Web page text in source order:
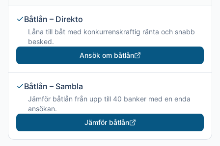
Båtlån – Direkto
Låna till båt med konkurrenskraftig ränta och snabb
besked.
Ansök om båtlån
Båtlån – Sambla
Jämför båtlån från upp till 40 banker med en enda
ansökan.
Jämför båtlån